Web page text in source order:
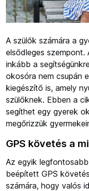
A szülők számára a
elsődleges szempont.
inkább a
okosóra nem csupán
kiegészítő is, amely
szülőknek. Ebben a
segíthet egy gyerek
megőrizzük
GPS követés a
Az egyik
beépített GPS
számára, hogy valós